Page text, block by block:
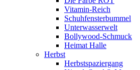
Vitamin-Reich
Schuhfensterbummel
Unterwasserwelt
Bollywood-Schmuck
Heimat Halle
Herbst
Herbstspaziergang